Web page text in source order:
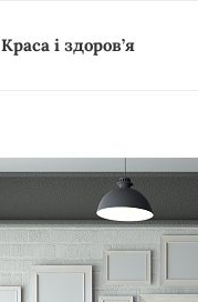
Краса і здоров’я